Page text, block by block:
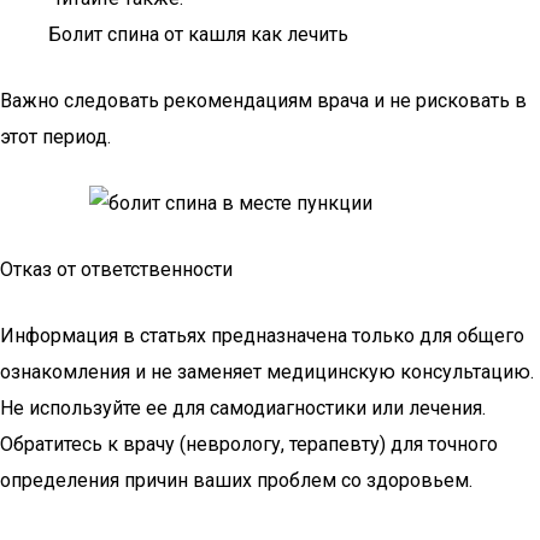
Болит спина от кашля как лечить
Важно следовать рекомендациям врача и не рисковать в
этот период.
Отказ от ответственности
Информация в статьях предназначена только для общего
ознакомления и не заменяет медицинскую консультацию.
Не используйте ее для самодиагностики или лечения.
Обратитесь к врачу (неврологу, терапевту) для точного
определения причин ваших проблем со здоровьем.